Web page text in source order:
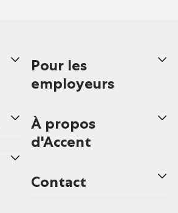
Pour les
employeurs
À propos
d'Accent
Contact